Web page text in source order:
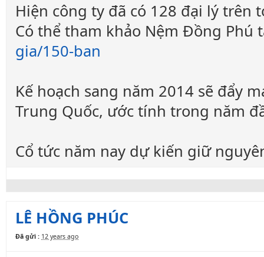
Hiện công ty đã có 128 đại lý trên
Có thể tham khảo Nệm Đồng Phú
gia/150-ban
Kế hoạch sang năm 2014 sẽ đẩy
Trung Quốc, ước tính trong năm
Cổ tức năm nay dự kiến giữ
LÊ HỒNG PHÚC
Đã gửi : 12 years ago